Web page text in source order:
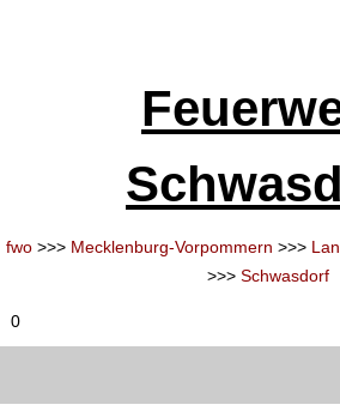
fwo >>> Mecklenburg-Vorpommern >>>
>>> Schwasdorf
0